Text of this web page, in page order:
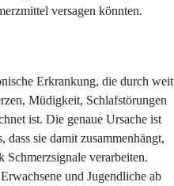
versagen könnten.
Erkrankung, die durch weit
Müdigkeit, Schlafstörungen
ist. Die genaue Ursache ist
dass sie damit zusammenhängt,
Schmerzsignale verarbeiten.
und Jugendliche ab